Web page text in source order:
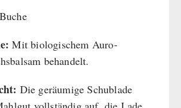
Buche
Mit biologischem Auro-
behandelt.
Die geräumige Schublade